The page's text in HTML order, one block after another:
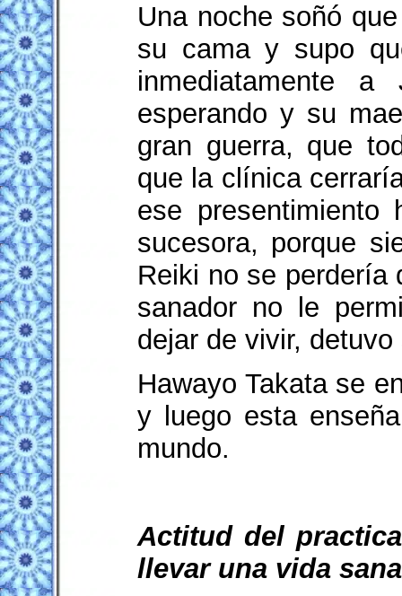
Una noche soñó
su cama y supo
inmediatamente
esperando y su
gran guerra, que
que la clínica
ese presentimiento
sucesora, porque
Reiki no se perdería
sanador no le
dejar de vivir,
Hawayo Takata se
y luego esta
mundo.
Actitud del
llevar una vida sana